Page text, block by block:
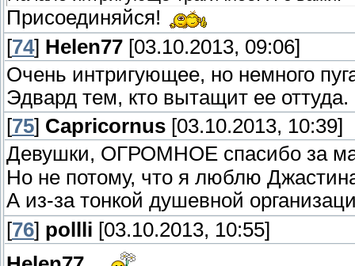
Присоединяйся!
[74] Helen77 [03.10.2013, 09:06]
Очень интригующее, но немного
Эдвард тем, кто вытащит ее
[75] Capricornus [03.10.2013, 10:39]
Девушки, ОГРОМНОЕ спасибо за
Но не потому, что я люблю
А из-за тонкой душевной
[76] pollli [03.10.2013, 10:55]